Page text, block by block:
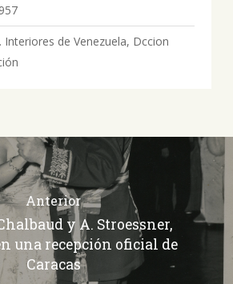
Interiores de Venezuela, Dccion
Anterior
y A. Stroessner,
una recepción oficial de
Caracas